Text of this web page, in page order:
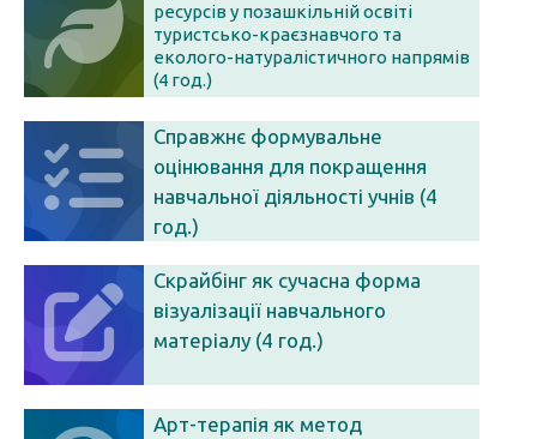
ресурсів у позашкільній освіті
туристсько-краєзнавчого та
еколого-натуралістичного напрямів
(4 год.)
Справжнє формувальне
оцінювання для покращення
навчальної діяльності учнів (4
год.)
Скрайбінг як сучасна форма
візуалізації навчального
матеріалу (4 год.)
Арт-терапія як метод